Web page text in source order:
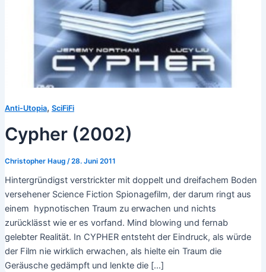
Anti-Utopia, SciFiFi
Cypher (2002)
Christopher Haug /28. Juni 2011
Hintergründigst verstrickter mit doppelt und dreifachem Boden
versehener Science Fiction Spionagefilm, der darum ringt aus
einem hypnotischen Traum zu erwachen und nichts
zurücklässt wie er es vorfand. Mind blowing und fernab
gelebter Realität. In CYPHER entsteht der Eindruck, als würde
der Film nie wirklich erwachen, als hielte ein Traum die
Geräusche gedämpft und lenkte die […]